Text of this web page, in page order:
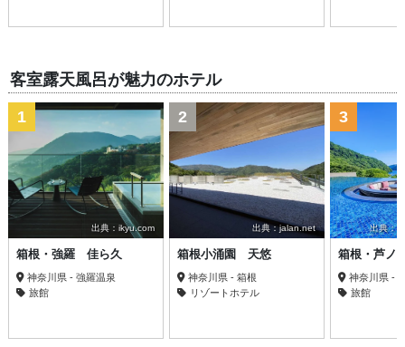
客室露天風呂が魅力のホテル
出典：ikyu.com
1
箱根・強羅 佳ら久
神奈川県 - 強羅温泉
旅館
出典：jalan.net
2
箱根小涌園 天悠
神奈川県 - 箱根
リゾートホテル
出典：
3
箱根・芦ノ
神奈川県 -
旅館